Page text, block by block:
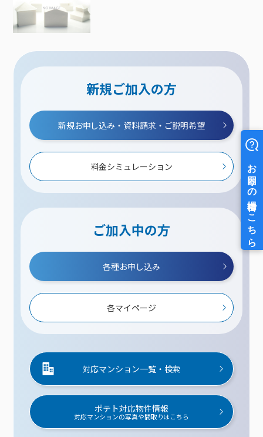
新規ご加入の方
新規お申し込み・資料請求・ご説明希望
料金シミュレーション
ご加入中の方
各種お申し込み
各マイページ
対応マンション一覧・検索
ポテト対応物件情報
対応マンションの写真や間取りはこちら